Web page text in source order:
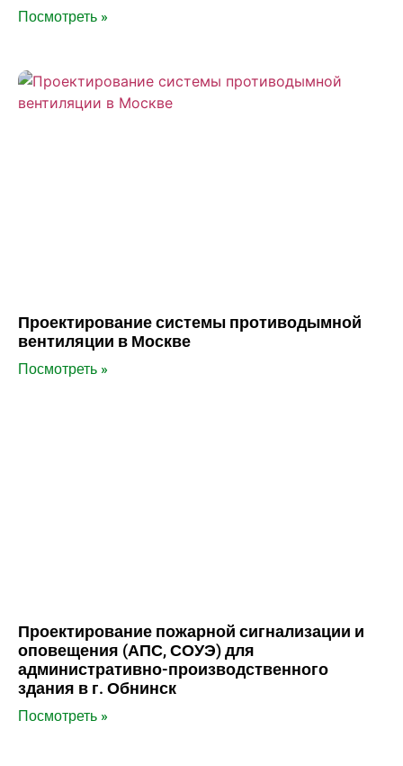
Посмотреть »
Проектирование системы противодымной
вентиляции в Москве
Посмотреть »
Проектирование пожарной сигнализации и
оповещения (АПС, СОУЭ) для
административно-производственного
здания в г. Обнинск
Посмотреть »